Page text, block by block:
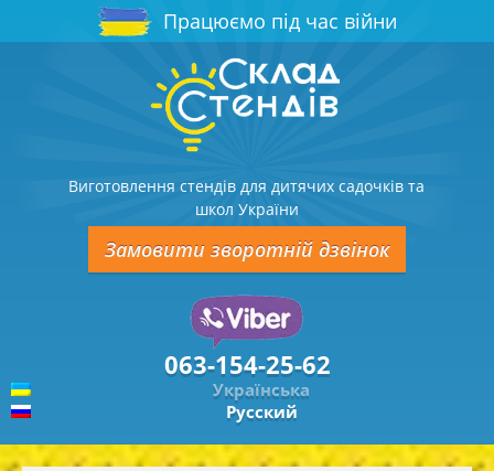
Працюємо під час війни
Виготовлення стендів для дитячих садочків та
школ України
Замовити зворотній дзвінок
063-154-25-62
Українська
Русский